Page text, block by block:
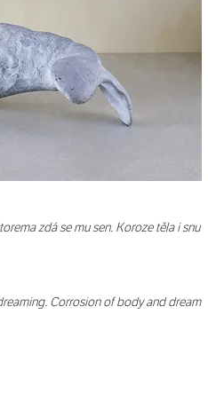
zdá se mu sen. Koroze těla i snu
Corrosion of body and dream